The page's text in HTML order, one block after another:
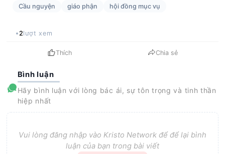
Cầu nguyện
giáo phận hội đồng mục vụ
2lượt xem
Thích Chia sẻ
Bình luận
Hãy bình luận với lòng bác ái, sự tôn trọng và tinh thần
hiệp nhất
Vui lòng đăng nhập vào Kristo Network để để lại bình
luận của bạn trong bài viết